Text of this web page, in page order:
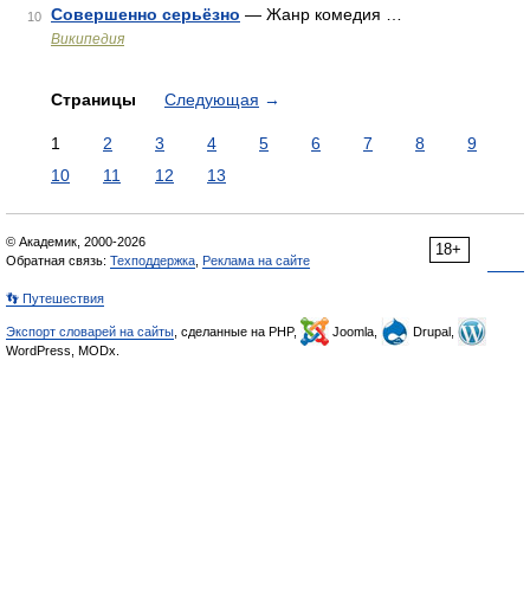
10 Совершенно серьёзно — Жанр комедия …
Википедия
Страницы Следующая →
1 2 3 4 5 6 7 8
9
10
11 12 13
18+
© Академик, 2000-2026
Обратная связь: Техподдержка Реклама на сайте
👣 Путешествия
Экспорт словарей на сайты , сделанные на PHP, Joomla,
Drupal,
WordPress, MODx.